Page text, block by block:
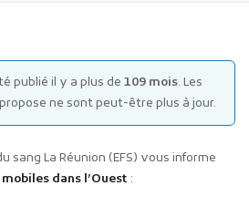
actes
publié il y a plus de 109 mois. Les
ne sont peut-être plus à jour.
sang La Réunion (EFS) vous informe
dans l’Ouest :